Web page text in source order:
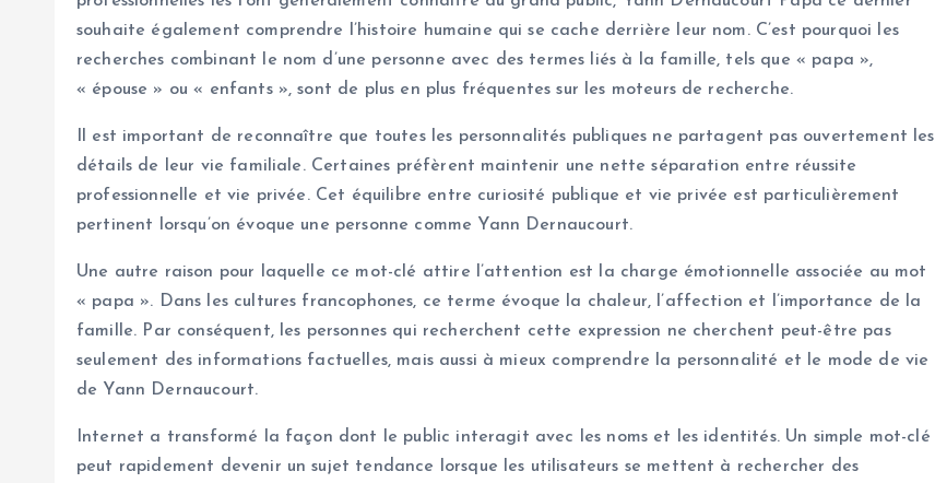
souhaite également comprendre l’histoire humaine qui se cache derrière leur nom. C’est pourquoi les
recherches combinant le nom d’une personne avec des termes liés à la famille, tels que « papa »,
« épouse » ou « enfants », sont de plus en plus fréquentes sur les moteurs de recherche.
Il est important de reconnaître que toutes les personnalités publiques ne partagent pas ouvertement les
détails de leur vie familiale. Certaines préfèrent maintenir une nette séparation entre réussite
professionnelle et vie privée. Cet équilibre entre curiosité publique et vie privée est particulièrement
pertinent lorsqu’on évoque une personne comme Yann Dernaucourt.
Une autre raison pour laquelle ce mot-clé attire l’attention est la charge émotionnelle associée au mot
« papa ». Dans les cultures francophones, ce terme évoque la chaleur, l’affection et l’importance de la
famille. Par conséquent, les personnes qui recherchent cette expression ne cherchent peut-être pas
seulement des informations factuelles, mais aussi à mieux comprendre la personnalité et le mode de vie
de Yann Dernaucourt.
Internet a transformé la façon dont le public interagit avec les noms et les identités. Un simple mot-clé
peut rapidement devenir un sujet tendance lorsque les utilisateurs se mettent à rechercher des